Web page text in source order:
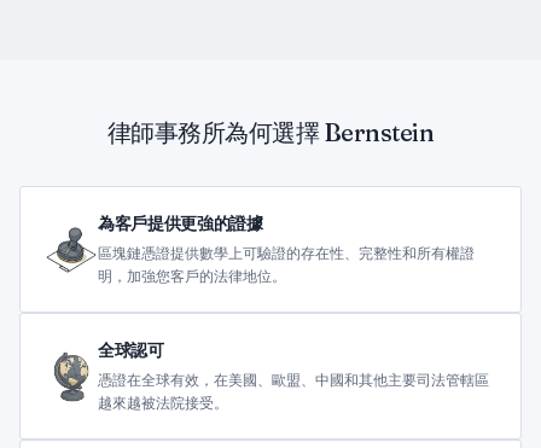
律師事務所為何選擇 Bernstein
為客戶提供更強的證據
區塊鏈憑證提供數學上可驗證的存在性、完整性和所有權證
明，加強您客戶的法律地位。
全球認可
憑證在全球有效，在美國、歐盟、中國和其他主要司法管轄區
越來越被法院接受。